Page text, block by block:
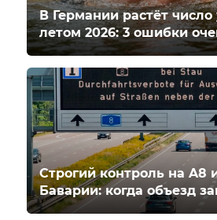
В Германии растёт
летом 2026: 3 ошибки
Строгий контроль на A8
Баварии: когда объезд